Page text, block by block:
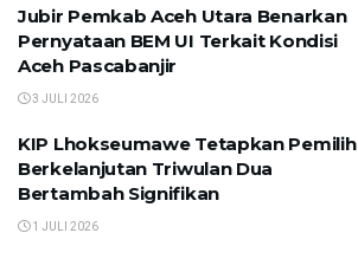
Jubir Pemkab Aceh Utara Benarkan
Pernyataan BEM UI Terkait Kondisi
Aceh Pascabanjir
3 JULI 2026
KIP Lhokseumawe Tetapkan Pemilih
Berkelanjutan Triwulan Dua
Bertambah Signifikan
1 JULI 2026